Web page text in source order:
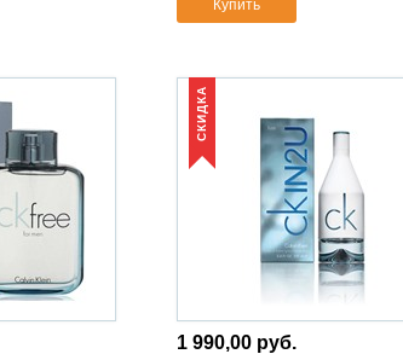
Купить
СКИДКА
1 990,00 руб.